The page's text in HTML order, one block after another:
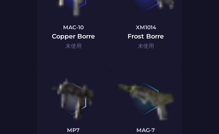
MAC-10
Copper Borre
未使用
XM1014
Frost Borre
未使用
MP7 MAG-7